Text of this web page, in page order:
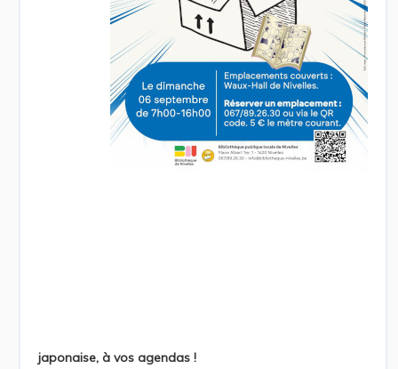
japonaise, à vos agendas !